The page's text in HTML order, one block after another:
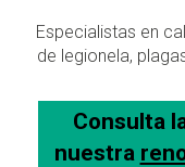
Especialistas en
de legionela,
Consulta
nuestra